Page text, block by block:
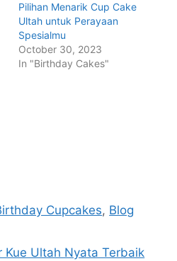
Pilihan Menarik Cup Cake
Ultah untuk Perayaan
Spesialmu
October 30, 2023
In "Birthday Cakes"
Cupcakes, Blog
Kue Ultah Nyata Terbaik